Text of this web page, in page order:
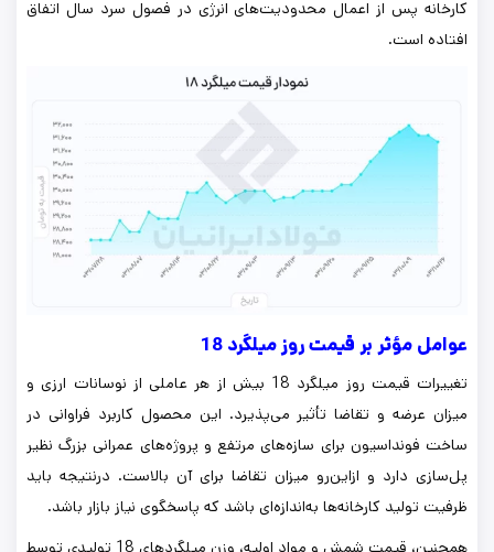
کارخانه پس از اعمال محدودیت‌های انرژی در فصول سرد سال اتفاق
افتاده است.
عوامل مؤثر بر قیمت روز میلگرد 18
تغییرات قیمت روز میلگرد 18 بیش از هر عاملی از نوسانات ارزی و
میزان عرضه و تقاضا تأثیر می‌پذیرد. این محصول کاربرد فراوانی در
ساخت فونداسیون برای سازه‌های مرتفع و پروژه‌های عمرانی بزرگ نظیر
پل‌سازی دارد و ازاین‌رو میزان تقاضا برای آن بالاست. درنتیجه باید
ظرفیت تولید کارخانه‌ها به‌اندازه‌ای باشد که پاسخگوی نیاز بازار باشد.